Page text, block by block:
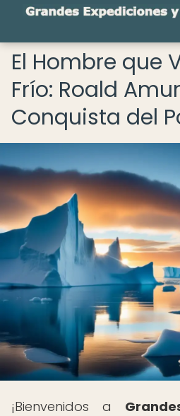
El Hombre que
Frío: Roald
Conquista del
¡Bienvenidos a